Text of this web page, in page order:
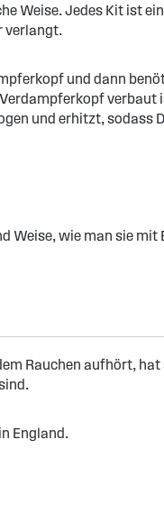
Weise. Jedes Kit ist
verlangt.
und dann
verbaut
und erhitzt, sodass
Weise, wie man sie
Rauchen aufhört,
England.